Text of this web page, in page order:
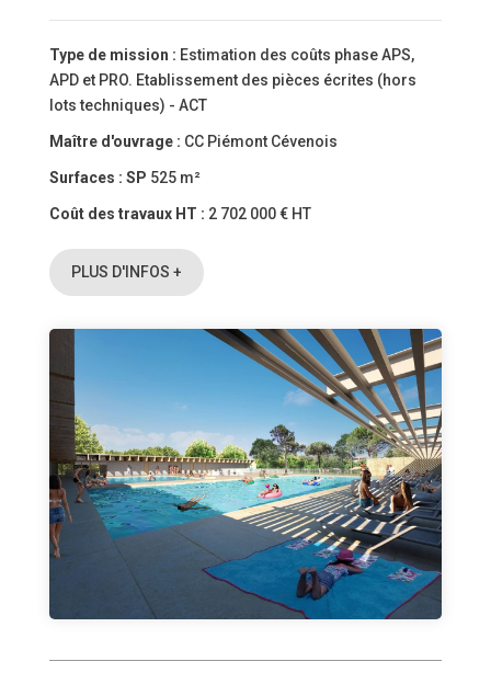
Type de mission : Estimation des coûts phase APS,
APD et PRO. Etablissement des pièces écrites (hors
lots techniques) - ACT
Maître d'ouvrage : CC Piémont Cévenois
Surfaces : SP 525 m²
Coût des travaux HT : 2 702 000 € HT
PLUS D'INFOS +